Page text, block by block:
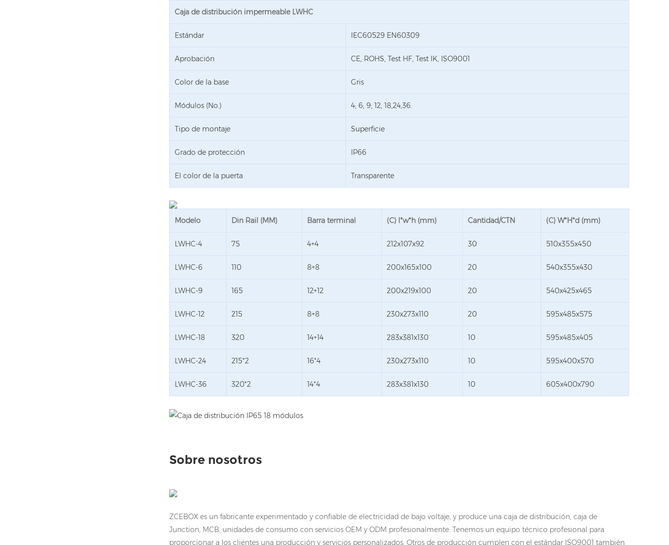
Caja de distribución impermeable LWHC
Estándar IEC60529 EN60309
Aprobación CE, ROHS, Test HF, Test IK, ISO9001
Color de la base Gris
Módulos (No.) 4; 6; 9; 12; 18,24,36.
Tipo de montaje Superficie
Grado de protección IP66
El color de la puerta Transparente
Modelo Din Rail (MM) Barra terminal (C) l*w*h (mm) Cantidad/CTN (C) W*H*d (mm)
LWHC-4 75 4+4 212x107x92 30 510x355x450
LWHC-6 110 8+8 200x165x100 20 540x355x430
LWHC-9 165 12+12 200x219x100 20 540x425x465
LWHC-12 215 8+8 230x273x110 20 595x485x575
LWHC-18 320 14+14 283x381x130 10 595x485x405
LWHC-24 215*2 16*4 230x273x110 10 595x400x570
LWHC-36 320*2 14*4 283x381x130 10 605x400x790
Sobre nosotros
ZCEBOX es un fabricante experimentado y confiable de electricidad de bajo voltaje, y produce una caja de distribución, caja de
Junction, MCB, unidades de consumo con servicios OEM y ODM profesionalmente. Tenemos un equipo técnico profesional para
proporcionar a los clientes una producción y servicios personalizados. Otros de producción cumplen con el estándar ISO9001 también